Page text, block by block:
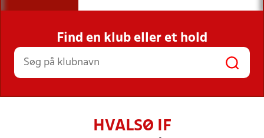
INDHOLD OG NYHEDER
STILLINGER, RESULTATER, KLUBBER OG
HOLD
Find en klub eller et hold
HVALSØ IF